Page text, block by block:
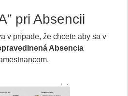
pri Absencii
v prípade, že chcete aby sa v
Absencia